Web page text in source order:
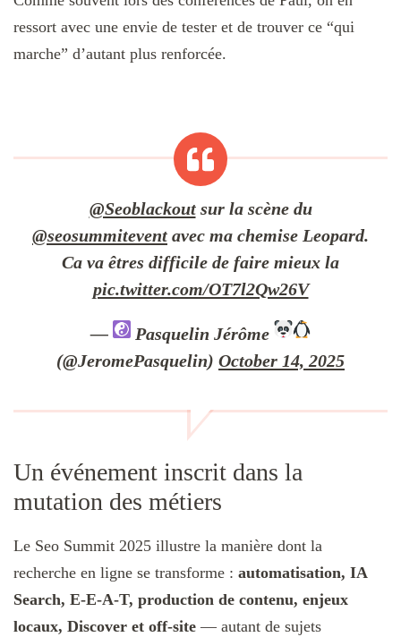
ressort avec une envie de tester et de trouver ce “qui
marche” d’autant plus renforcée.
@Seoblackoutsur la scène du
@seosummitevent avec ma chemise Leopard.
Ca va êtres difficile de faire mieux la
pic.twitter.com/OT7l2Qw26V
—
Pasquelin Jérôme
(@JeromePasquelin) October 14, 2025
Un événement inscrit dans la
mutation des métiers
Le Seo Summit 2025 illustre la manière dont la
recherche en ligne se transforme : automatisation, IA
Search, E‑E‑A‑T, production de contenu, enjeux
locaux, Discover et off‑site — autant de sujets